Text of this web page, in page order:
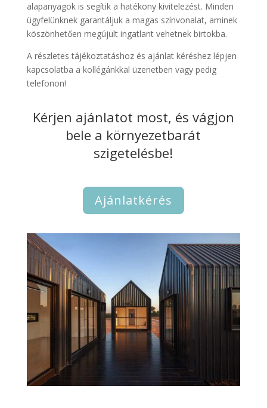
alapanyagok is segítik a hatékony kivitelezést. Minden
ügyfelünknek garantáljuk a magas színvonalat, aminek
köszönhetően megújult ingatlant vehetnek birtokba.
A részletes tájékoztatáshoz és ajánlat kéréshez lépjen
kapcsolatba a kollégánkkal üzenetben vagy pedig
telefonon!
Kérjen ajánlatot most, és vágjon
bele a környezetbarát
szigetelésbe!
Ajánlatkérés